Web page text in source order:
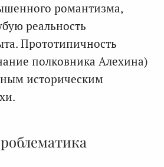
романтизма,
реальность
Прототипичность
полковника Алехина)
историческим